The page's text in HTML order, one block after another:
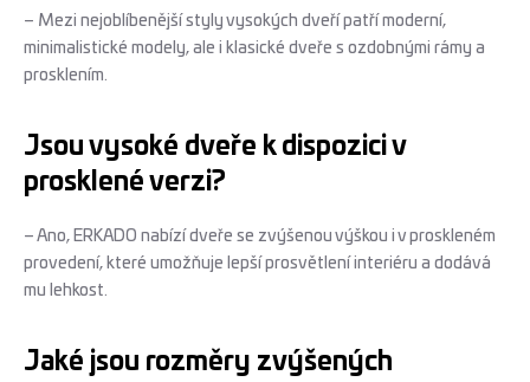
– Mezi nejoblíbenější styly vysokých dveří patří moderní,
minimalistické modely, ale i klasické dveře s ozdobnými rámy a
prosklením.
Jsou vysoké dveře k dispozici v
prosklené verzi?
– Ano, ERKADO nabízí dveře se zvýšenou výškou i v proskleném
provedení, které umožňuje lepší prosvětlení interiéru a dodává
mu lehkost.
Jaké jsou rozměry zvýšených